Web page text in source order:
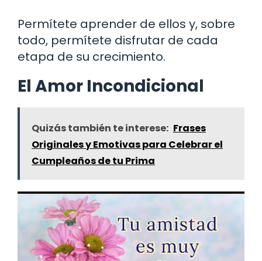
Permítete aprender de ellos y, sobre
todo, permítete disfrutar de cada
etapa de su crecimiento.
El Amor Incondicional
Quizás también te interese: Frases
Originales y Emotivas para Celebrar el
Cumpleaños de tu Prima